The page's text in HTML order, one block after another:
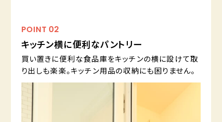
POINT 02
キッチン横に便利なパントリー
買い置きに便利な食品庫をキッチンの横に設けて取
り出しも楽楽。キッチン用品の収納にも困りません。